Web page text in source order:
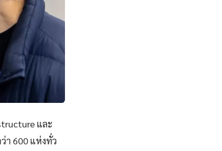
และ
า 600 แห่งทั่ว